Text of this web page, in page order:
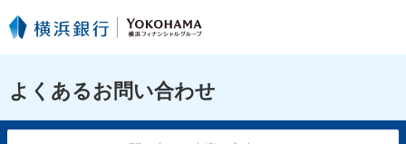
よくあるお問い合わせ